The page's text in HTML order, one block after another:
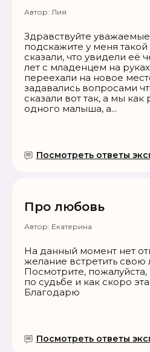
Автор: Лия
Здравствуйте
подскажите у меня
сказали, что увидели её
лет с младенцем на
переехали на новое
задавались вопросами
сказали вот так, а мы
одного малыша, а...
Посмотреть ответы
Про любовь
Автор: Екатерина
На данный момент нет
желание встретить свою
Посмотрите,
по судьбе и как скоро
Благодарю
Посмотреть ответы